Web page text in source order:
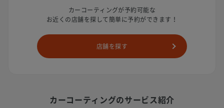
カーコーティングが予約可能な
お近くの店舗を探して簡単に予約ができます！
店舗を探す
カーコーティングのサービス紹介